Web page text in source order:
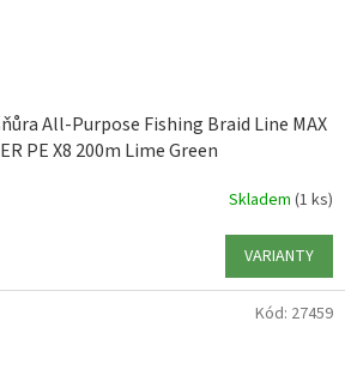
All-Purpose Fishing Braid Line MAX
PE X8 200m Lime Green
Skladem (1 ks)
VARIANTY
Kód: 27459